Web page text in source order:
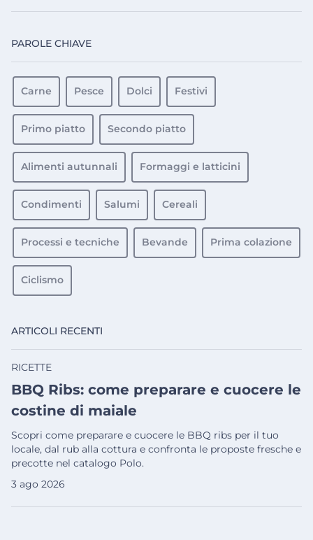
PAROLE CHIAVE
Carne Pesce Dolci Festivi
Primo piatto Secondo piatto
Alimenti autunnali Formaggi e latticini
Condimenti Salumi Cereali
Processi e tecniche Bevande Prima colazione
Ciclismo
ARTICOLI RECENTI
RICETTE
BBQ Ribs: come preparare e cuocere le
costine di maiale
Scopri come preparare e cuocere le BBQ ribs per il tuo
locale, dal rub alla cottura e confronta le proposte fresche e
precotte nel catalogo Polo.
3 ago 2026